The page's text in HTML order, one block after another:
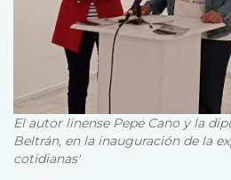
El autor linense Pepe Cano y la
Beltrán, en la inauguración de la
cotidianas'